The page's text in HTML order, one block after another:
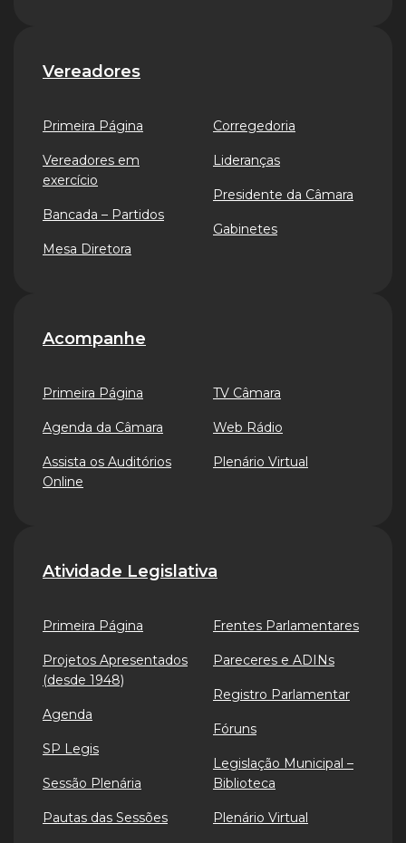
Vereadores
Primeira Página
Vereadores em
exercício
Bancada – Partidos
Mesa Diretora
Corregedoria
Lideranças
Presidente da Câmara
Gabinetes
Acompanhe
Primeira Página
Agenda da Câmara
Assista os Auditórios
Online
TV Câmara
Web Rádio
Plenário Virtual
Atividade Legislativa
Primeira Página
Projetos Apresentados
(desde 1948)
Agenda
SP Legis
Sessão Plenária
Pautas das Sessões
Frentes Parlamentares
Pareceres e ADINs
Registro Parlamentar
Fóruns
Legislação Municipal –
Biblioteca
Plenário Virtual